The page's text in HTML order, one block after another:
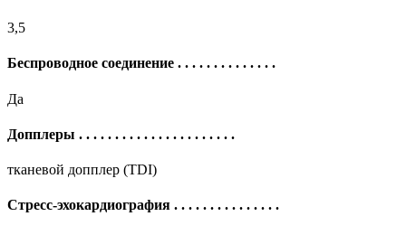
3,5
Беспроводное соединение . . . . . . . . . . . . . .
Да
Допплеры . . . . . . . . . . . . . . . . . . . . . .
тканевой допплер (TDI)
Стресс-эхокардиография . . . . . . . . . . . . . . .